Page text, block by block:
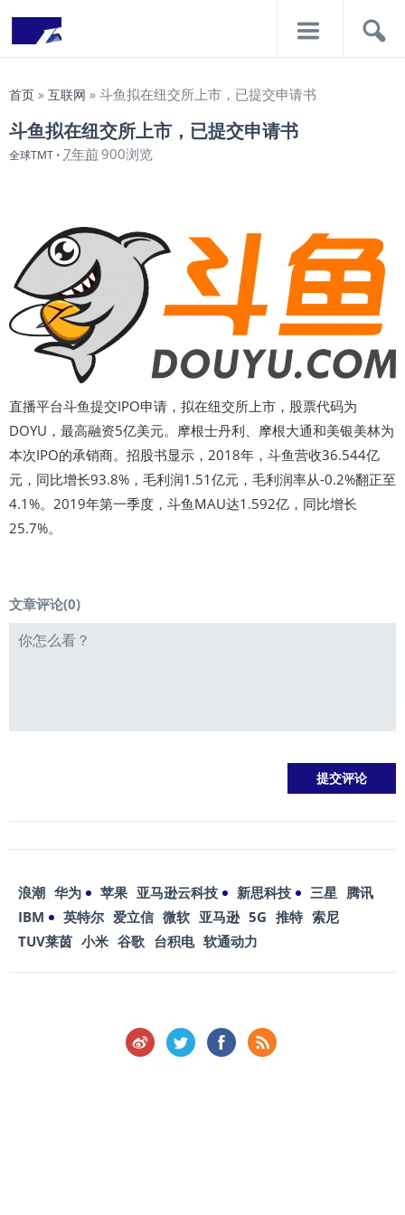
首页 » 互联网 » 斗鱼拟在纽交所上市，已提交申请书
斗鱼拟在纽交所上市，已提交申请书
全球TMT • 7年前900浏览
直播平台斗鱼提交IPO申请，拟在纽交所上市，股票代码为
DOYU，最高融资5亿美元。摩根士丹利、摩根大通和美银美林为
本次IPO的承销商。招股书显示，2018年，斗鱼营收36.544亿
元，同比增长93.8%，毛利润1.51亿元，毛利润率从-0.2%翻正至
4.1%。2019年第一季度，斗鱼MAU达1.592亿，同比增长
25.7%。
文章评论(0)
浪潮 华为 苹果 亚马逊云科技 新思科技 三星 腾讯
IBM
英特尔 爱立信 微软 亚马逊 5G 推特 索尼
TUV莱茵 小米 谷歌 台积电 软通动力